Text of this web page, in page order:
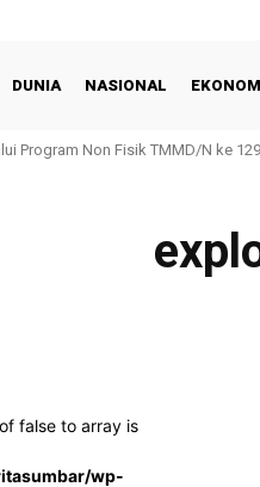
DUNIA NASIONAL
Program Non Fisik TMMD/N ke
false to array is
wp-